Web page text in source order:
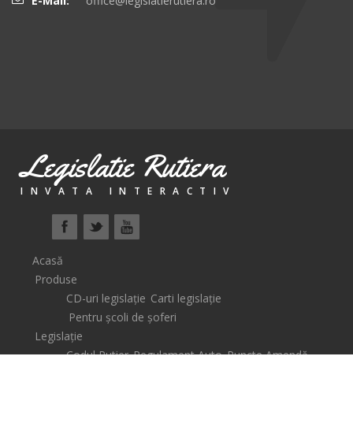
Legislatie Rutiera
INVATA INTERACTIV
Acasă
Produse
CD-uri legislație Carti legislație
Pentru școli de șoferi
Legislație
Codul Rutier Regulament Auto Puncte Amendă